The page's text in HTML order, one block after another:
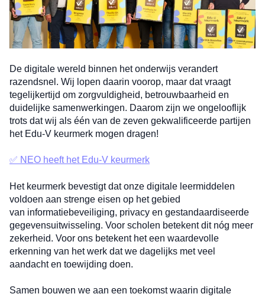
De digitale wereld binnen het onderwijs verandert
razendsnel. Wij lopen daarin voorop, maar dat vraagt
tegelijkertijd om zorgvuldigheid, betrouwbaarheid en
duidelijke samenwerkingen. Daarom zijn we ongelooflijk
trots dat wij als één van de zeven gekwalificeerde partijen
het Edu-V keurmerk mogen dragen!
✅ NEO heeft het Edu-V keurmerk
Het keurmerk bevestigt dat onze digitale leermiddelen
voldoen aan strenge eisen op het gebied
van informatiebeveiliging, privacy en gestandaardiseerde
gegevensuitwisseling. Voor scholen betekent dit nóg meer
zekerheid. Voor ons betekent het een waardevolle
erkenning van het werk dat we dagelijks met veel
aandacht en toewijding doen.
Samen bouwen we aan een toekomst waarin digitale